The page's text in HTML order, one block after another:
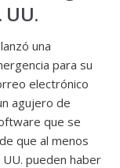
UU.
una
para su
electrónico
agujero de
que se
que al menos
pueden haber